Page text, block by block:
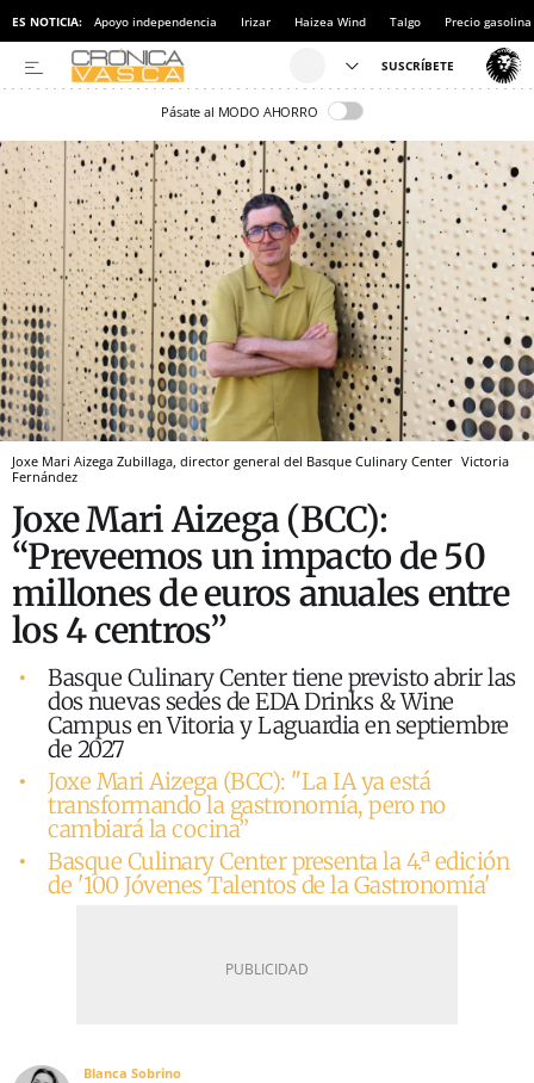
ES NOTICIA: Apoyo independencia Irizar Haizea Wind Talgo Precio gasolina
Pásate al MODO AHORRO
Joxe Mari Aizega Zubillaga, director general del Basque Culinary Center Victoria
Fernández
Joxe Mari Aizega (BCC):
“Preveemos un impacto de 50
millones de euros anuales entre
los 4 centros”
Basque Culinary Center tiene previsto abrir las
dos nuevas sedes de EDA Drinks & Wine
Campus en Vitoria y Laguardia en septiembre
de 2027
Joxe Mari Aizega (BCC): "La IA ya está
transformando la gastronomía, pero no
cambiará la cocina”
Basque Culinary Center presenta la 4.ª edición
de '100 Jóvenes Talentos de la Gastronomía'
Blanca Sobrino